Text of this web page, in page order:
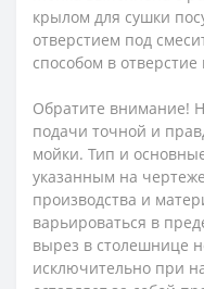
крылом для сушки
отверстием под
способом в
Обратите внимание!
подачи точной и
мойки. Тип и
указанным на
производства и
варьироваться в
вырез в столешнице
исключительно при